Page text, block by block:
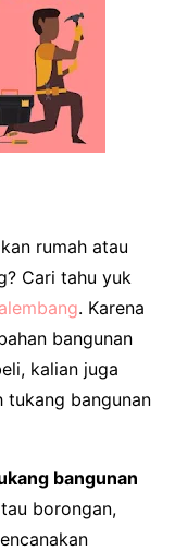
rumah atau
Cari tahu yuk
. Karena
bangunan
kalian juga
tukang bangunan
bangunan
borongan,